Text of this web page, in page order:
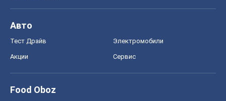
Авто
Тест Драйв Электромобили
Акции Сервис
Food Oboz